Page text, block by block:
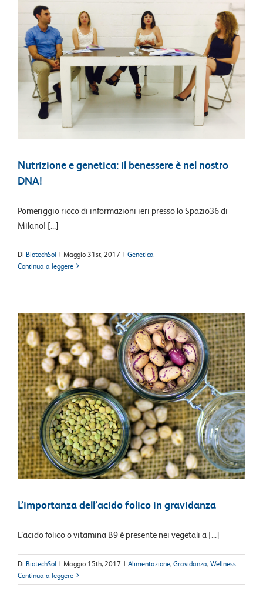
Nutrizione e genetica: il benessere è nel nostro
DNA!
Pomeriggio ricco di informazioni ieri presso lo Spazio36 di
Milano! [...]
Di BiotechSol | Maggio 31st, 2017 | Genetica
Continua a leggere
L’importanza dell’acido folico in gravidanza
L’acido folico o vitamina B9 è presente nei vegetali a [...]
Di BiotechSol | Maggio 15th, 2017 | Alimentazione,Gravidanza,Wellness
Continua a leggere